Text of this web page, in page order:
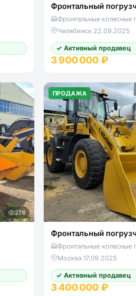
Фронтальный
Фронтальные колесные
Челябинск·22.09.2025
✓ Активный продавец
3 900 000 ₽
278
ПРОДАЖА
Фронтальный
Фронтальные колесные
Москва·17.09.2025
✓ Активный продавец
3 400 000 ₽